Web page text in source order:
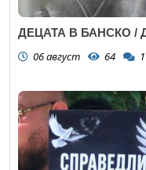
ДЕЦАТА В БАНСКО /
06 август 64 1